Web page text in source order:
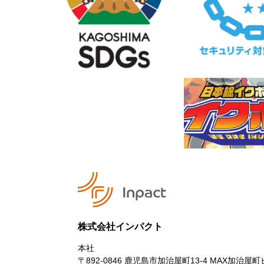
株式会社インパクト
本社
〒892-0846 鹿児島市加治屋町13-4 MAX加治屋町